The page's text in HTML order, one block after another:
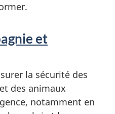
et
la sécurité des
des animaux
notamment en